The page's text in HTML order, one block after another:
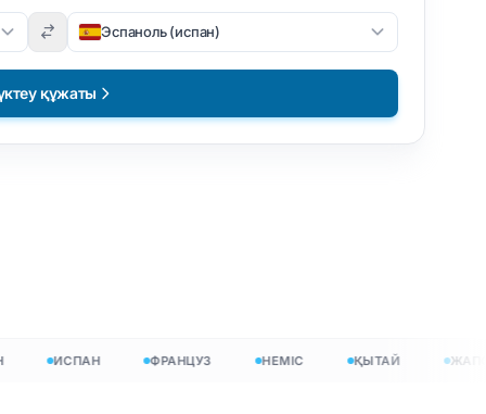
Эспаноль (испан)
құжаты
ИСПАН ФРАНЦУЗ НЕМІС ҚЫТАЙ ЖАПОН